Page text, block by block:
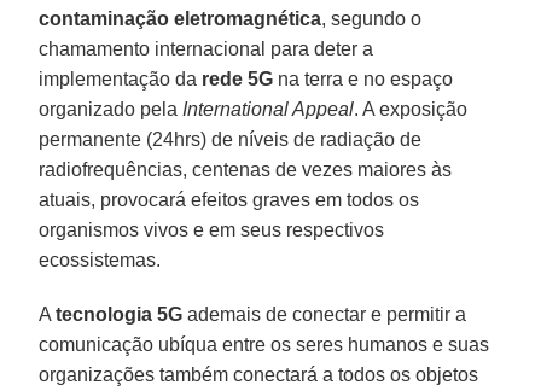
contaminação eletromagnética, segundo o
chamamento internacional para deter a
implementação da rede 5G na terra e no espaço
organizado pela International Appeal. A exposição
permanente (24hrs) de níveis de radiação de
radiofrequências, centenas de vezes maiores às
atuais, provocará efeitos graves em todos os
organismos vivos e em seus respectivos
ecossistemas.
Atecnologia 5G ademais de conectar e permitir a
comunicação ubíqua entre os seres humanos e suas
organizações também conectará a todos os objetos